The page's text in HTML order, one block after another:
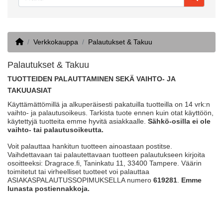
HomeVerkkokauppa Palautukset & Takuu
Palautukset & Takuu
TUOTTEIDEN PALAUTTAMINEN SEKÄ VAIHTO- JA
TAKUUASIAT
Käyttämättömillä ja alkuperäisesti pakatuilla tuotteilla on 14 vrk:n
vaihto- ja palautusoikeus. Tarkista tuote ennen kuin otat käyttöön,
käytettyjä tuotteita emme hyvitä asiakkaalle. Sähkö-osilla ei ole
vaihto- tai palautusoikeutta.
Voit palauttaa hankitun tuotteen ainoastaan postitse.
Vaihdettavaan tai palautettavaan tuotteen palautukseen kirjoita
osoitteeksi: Dragrace.fi, Taninkatu 11, 33400 Tampere. Väärin
toimitetut tai virheelliset tuotteet voi palauttaa
ASIAKASPALAUTUSSOPIMUKSELLA numero 619281 Emme
lunasta postiennakkoja.